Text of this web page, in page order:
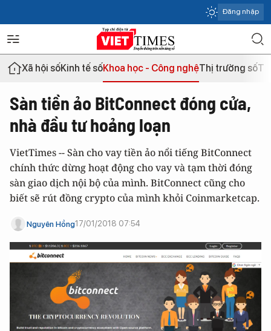
Đăng nhập
Xã hội sốKinh tế sốKhoa học - Công nghệThị trường số
Sàn tiền ảo BitConnect đóng cửa,
nhà đầu tư hoảng loạn
VietTimes -- Sàn cho vay tiền ảo nổi tiếng BitConnect
chính thức dừng hoạt động cho vay và tạm thời đóng
sàn giao dịch nội bộ của mình. BitConnect cũng cho
biết sẽ rút đồng crypto của mình khỏi Coinmarketcap.
Nguyên Hồng17/01/2018 07:54